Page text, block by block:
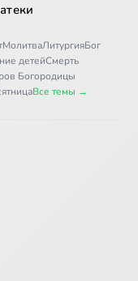
МолитваЛитургияБог
детейСмерть
Богородицы
Все темы →